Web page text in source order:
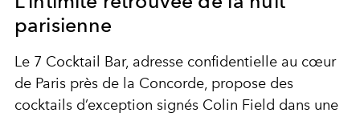
parisienne
Le 7 Cocktail Bar, adresse confidentielle au cœur
de Paris près de la Concorde, propose des
cocktails d’exception signés Colin Field dans une